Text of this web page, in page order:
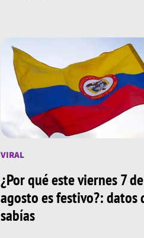
VIRAL
¿Por qué este viernes 7 de
agosto es festivo?: datos
sabías